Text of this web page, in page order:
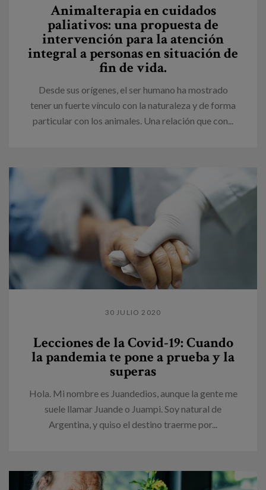
Animalterapia en cuidados
paliativos: una propuesta de
intervención para la atención
integral a personas en situación de
fin de vida.
Desde sus orígenes, el ser humano ha mostrado
tener un fuerte vínculo con la naturaleza y de forma
particular con los animales. Una relación que con...
30 JULIO 2020
Lecciones de la Covid-19: Cuando
la pandemia te pone a prueba y la
superas
Hola. Mi nombre es Juandedios, aunque la gente me
suele llamar Juande o Juampi. Soy natural de
Argentina, y quiso el destino traerme por...